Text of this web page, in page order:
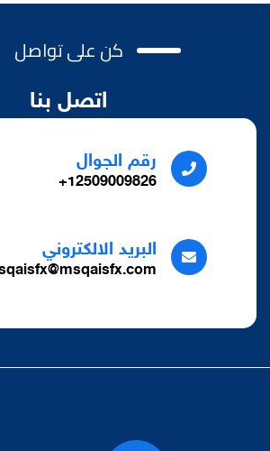
كن على تواصل
اتصل بنا
رقم الجوال
12509009826+
البريد الالكتروني